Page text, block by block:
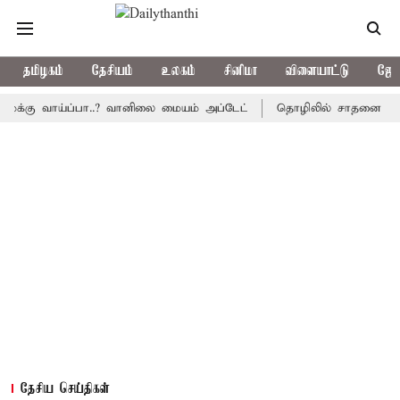
தமிழகம் தேசியம் உலகம் சினிமா விளையாட்டு
வாய்ப்பா..? வானிலை மையம் அப்டேட் தொழிலில் சாதனை படைக்க
தேசிய செய்திகள்